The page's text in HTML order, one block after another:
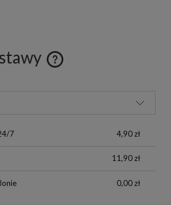
7 4,90 zł
11,90 zł
0,00 zł